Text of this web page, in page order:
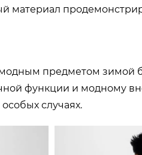
материал
предметом зимой
функции и модному
случаях.